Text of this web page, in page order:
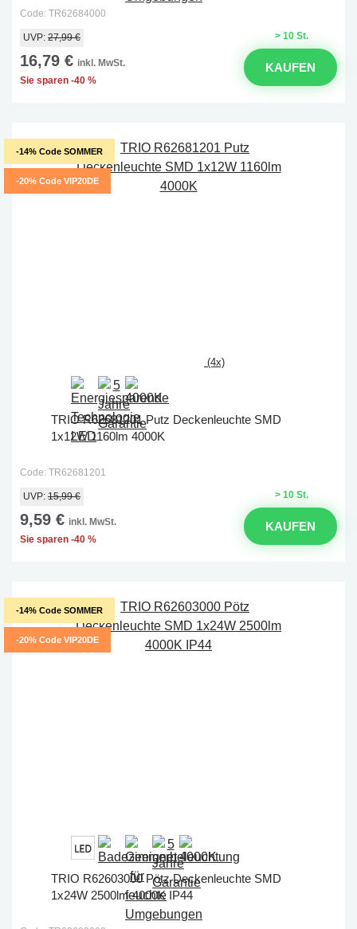
Code: TR62684000
> 10 St.
UVP: 27,99 €
16,79 € inkl. MwSt.
Sie sparen -40 %
KAUFEN
-14% Code SOMMER
-20% Code VIP20DE
(4x)
TRIO R62681201 Putz Deckenleuchte SMD
1x12W 1160lm 4000K
Code: TR62681201
> 10 St.
UVP: 15,99 €
9,59 € inkl. MwSt.
Sie sparen -40 %
KAUFEN
-14% Code SOMMER
-20% Code VIP20DE
TRIO R62603000 Pötz Deckenleuchte SMD
1x24W 2500lm 4000K IP44